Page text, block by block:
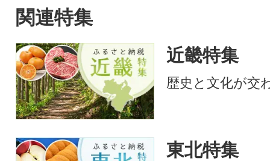
関連特集
近畿特集
歴史と文化が交
東北特集